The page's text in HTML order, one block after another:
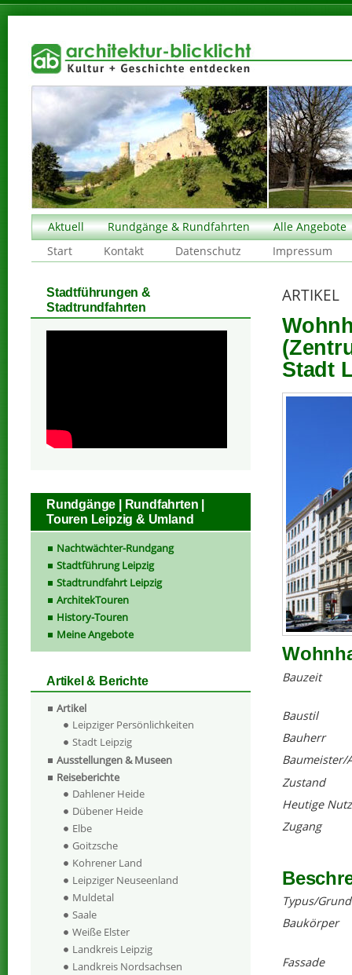
Aktuell Rundgänge & Rundfahrten
Alle Angebote
Start
Kontakt Datenschutz Impressum
ARTIKEL
Stadt
Bauzeit
Baustil
Bauherr
Baumeister/
Zustand
Heutige
Zugang
Typus/
Baukörper
Fassade
Stadtführungen &
Stadtrundfahrten
Rundgänge | Rundfahrten |
Touren Leipzig & Umland
Nachtwächter-Rundgang
Stadtführung Leipzig
Stadtrundfahrt Leipzig
ArchitekTouren
History-Touren
Meine Angebote
Artikel & Berichte
Artikel
Leipziger Persönlichkeiten
Stadt Leipzig
Ausstellungen & Museen
Reiseberichte
Dahlener Heide
Dübener Heide
Elbe
Goitzsche
Kohrener Land
Leipziger Neuseenland
Muldetal
Saale
Weiße Elster
Landkreis Leipzig
Landkreis Nordsachsen